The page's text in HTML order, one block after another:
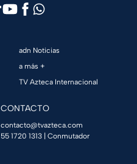
adn Noticias
a más +
TV Azteca Internacional
CONTACTO
contacto@tvazteca.com
55 1720 1313 | Conmutador